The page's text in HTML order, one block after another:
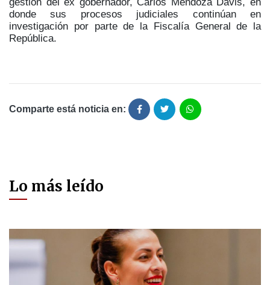
gestión del ex gobernador, Carlos Mendoza Davis, en
donde sus procesos judiciales continúan en
investigación por parte de la Fiscalía General de la
República.
Comparte está noticia en:
Lo más leído